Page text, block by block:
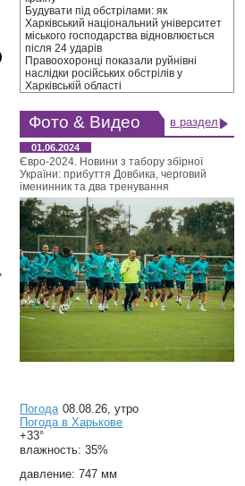
Будувати під обстрілами: як
Харківський національний університет
міського господарства відновлюється
після 24 ударів
Правоохоронці показали руйнівні
наслідки російських обстрілів у
Харківській області
Фото & Видео в раздел
01.06.2024
Євро-2024. Новини з табору збірної
України: прибуття Довбика, черговий
іменинник та два тренування
Погода 08.08.26, утро
Погода в Харькове
+33°
влажность: 35%
давление: 747 мм